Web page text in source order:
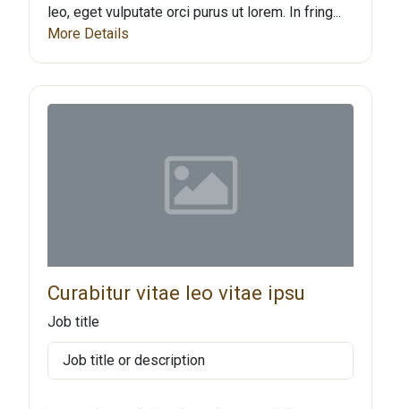
leo, eget vulputate orci purus ut lorem. In fring...
More Details
Curabitur vitae leo vitae ipsu
Job title
Job title or description